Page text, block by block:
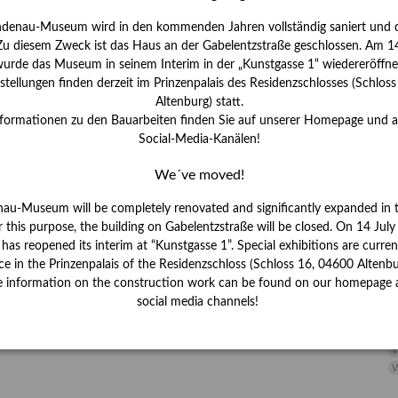
Museum wird in den kommenden Jahren vollständig saniert und
diesem Zweck ist das Haus an der Gabelentzstraße geschlossen. Am
das Museum in seinem Interim in der „Kunstgasse 1“
finden derzeit im Prinzenpalais des Residenzschlosses
Altenburg) statt.
zu den Bauarbeiten finden Sie auf unserer Homepage und
Social-Media-Kanälen!
We´ve moved!
Museum will be completely renovated and significantly expanded in
this purpose, the building on Gabelentzstraße will be closed. On 14
reopened its interim at “Kunstgasse 1”. Special exhibitions are
in the Prinzenpalais of the Residenzschloss (Schloss 16, 04600
information on the construction work can be found on our homepage
social media channels!